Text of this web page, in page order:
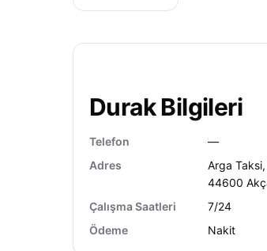
Durak Bilgileri
Telefon
—
Adres
Arga
44600
Çalışma Saatleri
7/24
Ödeme
Nakit